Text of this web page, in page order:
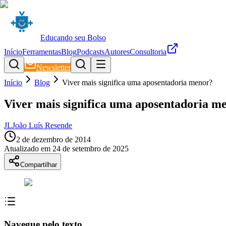
Educando seu Bolso
InícioFerramentasBlogPodcastsAutoresConsultoria
Newsletter
Início
Blog Viver mais significa uma aposentadoria menor?
Viver mais significa uma aposentadoria
JLJoão Luís Resende
2 de dezembro de 2014
Atualizado em 24 de setembro de 2025
Compartilhar